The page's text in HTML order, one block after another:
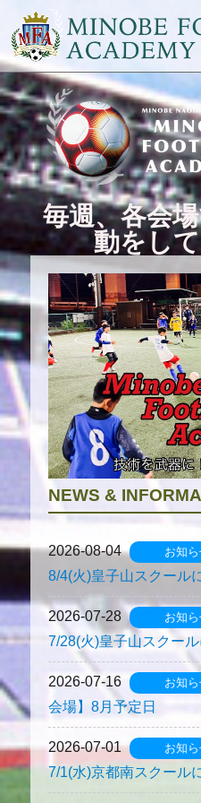
毎週、各会
動をし
NEWS &
2026-08-04 お知
8/4(火)皇子山スクール
2026-07-28 お知
7/28(火)皇子山スクー
2026-07-16 お知
会場】8月予定日
2026-07-01 お知
7/1(水)京都南スクール